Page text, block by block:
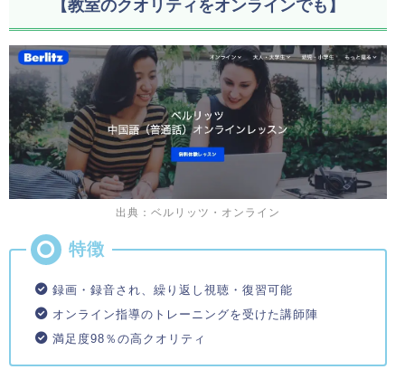
【教室のクオリティをオンラインでも】
出典：ベルリッツ・オンライン
録画・録音され、繰り返し視聴・復習可能
オンライン指導のトレーニングを受けた講師陣
満足度98％の高クオリティ